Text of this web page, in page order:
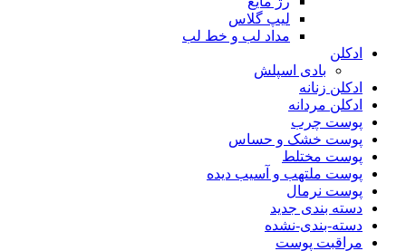
لیپ گلاس
مداد لب و خط لب
ادکلن
بادی اسپلش
ادکلن زنانه
ادکلن مردانه
پوست چرب
پوست خشک و حساس
پوست مختلط
پوست ملتهب و آسیب دیده
پوست نرمال
دسته بندی جدید
دسته-بندی-نشده
مراقبت پوست